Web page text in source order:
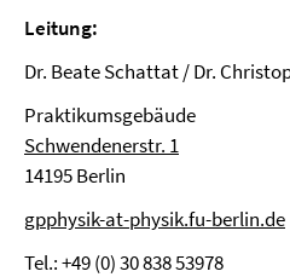
Leitung:
Dr. Beate Schattat / Dr.
Praktikumsgebäude
Schwendenerstr. 1
14195 Berlin
gpphysik-at-physik.fu-berlin.de
Tel.: +49 (0) 30 838 53978